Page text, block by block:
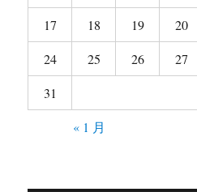
17
18 19 20
24
25 26 27
31
« 1 月